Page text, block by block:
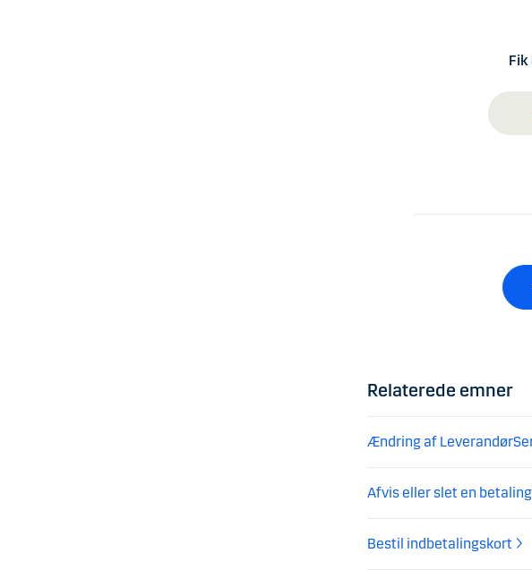
Fik
Relaterede emner
Ændring af
Afvis eller slet en
Bestil indbetalingskort